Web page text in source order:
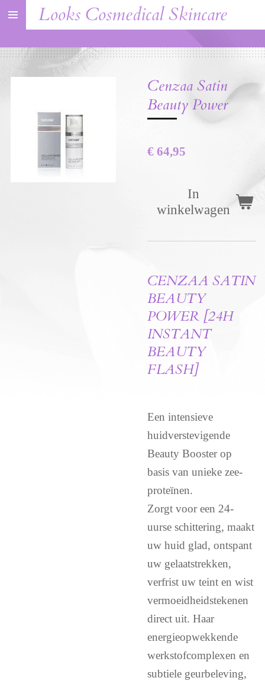
Ga
direct
naar
de
Looks Cosmedical Skincare
Cenzaa Satin
Beauty Power
€ 64,95
In
winkelwagen
CENZAA SATIN
BEAUTY
POWER [24H
INSTANT
BEAUTY
FLASH]
Een intensieve
huidverstevigende
Beauty Booster op
basis van unieke zee-
proteïnen.
Zorgt voor een 24-
uurse schittering, maakt
uw huid glad, ontspant
uw gelaatstrekken,
verfrist uw teint en wist
vermoeidheidstekenen
direct uit. Haar
energieopwekkende
werkstofcomplexen en
subtiele geurbeleving,